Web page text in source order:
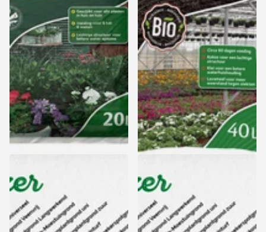
- 20L
Zomeractie: 15% korting -
Levering vanaf 17 augustus
Zomeractie: 15% korting -
Excellent - 20L
Zomeractie: 15% korting -
Levering vanaf 17 augustus
Zomeractie: 15% korting -